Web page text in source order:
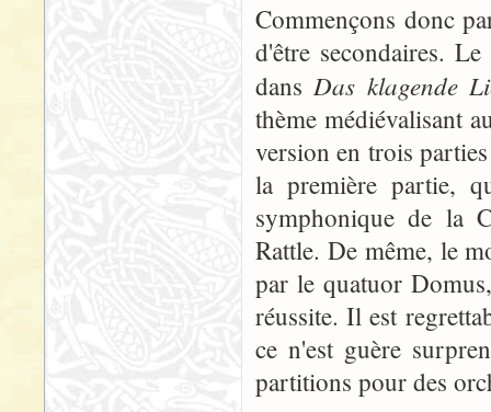
Commençons donc
d'être secondaires.
dans Das klagende
thème médiévalisant
version en trois
la première partie,
symphonique de la
Rattle. De même, le
par le quatuor
réussite. Il est
ce n'est guère
partitions pour des